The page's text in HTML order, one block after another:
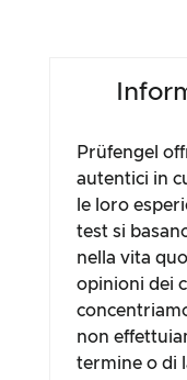
Prüfengel
autentici in
le loro
test si
nella vita
opinioni dei
non
termine o di